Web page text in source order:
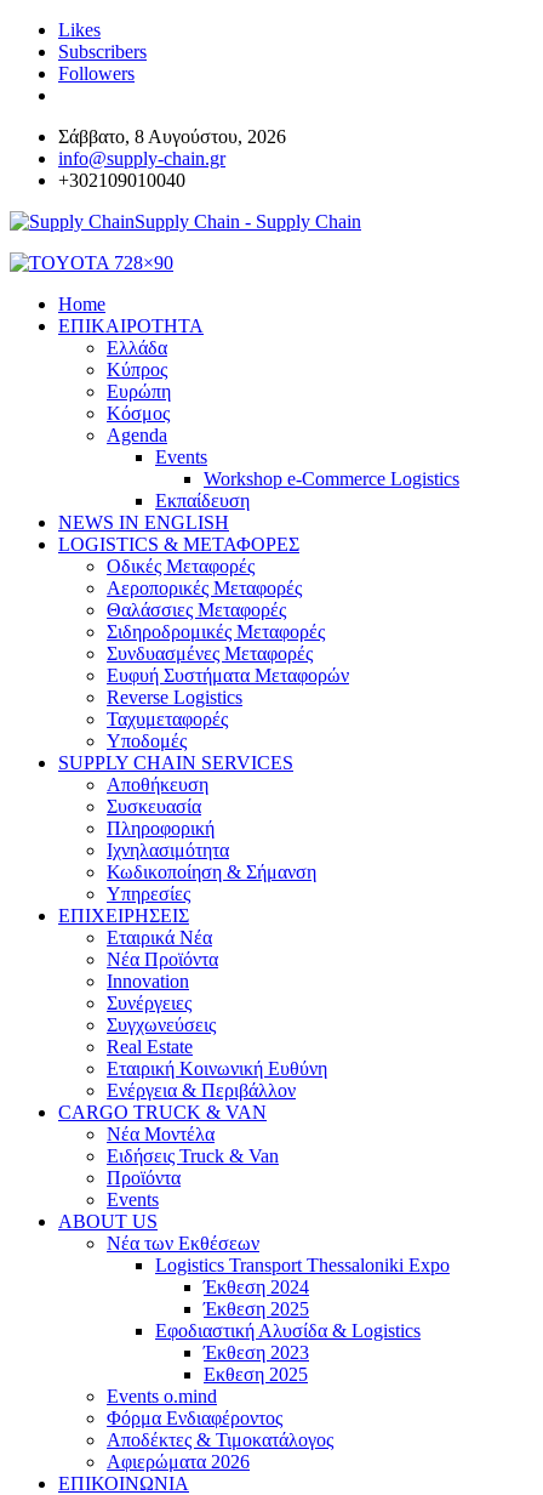
Likes
Subscribers
Followers
Σάββατο, 8 Αυγούστου, 2026
info@supply-chain.gr
+302109010040
Supply Chain - Supply Chain
Home
ΕΠΙΚΑΙΡΟΤΗΤΑ
Ελλάδα
Κύπρος
Ευρώπη
Κόσμος
Agenda
Events
Workshop e-Commerce Logistics
Εκπαίδευση
NEWS IN ENGLISH
LOGISTICS & ΜΕΤΑΦΟΡΕΣ
Οδικές Μεταφορές
Αεροπορικές Μεταφορές
Θαλάσσιες Μεταφορές
Σιδηροδρομικές Μεταφορές
Συνδυασμένες Μεταφορές
Ευφυή Συστήματα Μεταφορών
Reverse Logistics
Ταχυμεταφορές
Υποδομές
SUPPLY CHAIN SERVICES
Αποθήκευση
Συσκευασία
Πληροφορική
Ιχνηλασιμότητα
Κωδικοποίηση & Σήμανση
Υπηρεσίες
ΕΠΙΧΕΙΡΗΣΕΙΣ
Εταιρικά Νέα
Νέα Προϊόντα
Innovation
Συνέργειες
Συγχωνεύσεις
Real Estate
Εταιρική Κοινωνική Ευθύνη
Ενέργεια & Περιβάλλον
CARGO TRUCK & VAN
Νέα Μοντέλα
Ειδήσεις Truck & Van
Προϊόντα
Events
ABOUT US
Νέα των Εκθέσεων
Logistics Transport Thessaloniki Expo
Έκθεση 2024
Έκθεση 2025
Εφοδιαστική Αλυσίδα & Logistics
Έκθεση 2023
Εκθεση 2025
Events o.mind
Φόρμα Ενδιαφέροντος
Αποδέκτες & Τιμοκατάλογος
Αφιερώματα 2026
ΕΠΙΚΟΙΝΩΝΙΑ